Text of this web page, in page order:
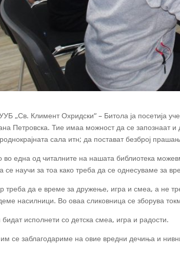
„Св. Климент Охридски“ – Битола ја посетија
Петровска. Тие имаа можност да се запознаат и
сала итн; да постават безброј
во една од читалните на нашата библиотека
се научи за тоа како треба да се однесуваме за
треба да е време за дружење, игра и смеа, а не
насилници. Во оваа сликовница се зборува
исполнети со детска смеа, игра и радости.
се заблагодариме на овие вредни дечиња и